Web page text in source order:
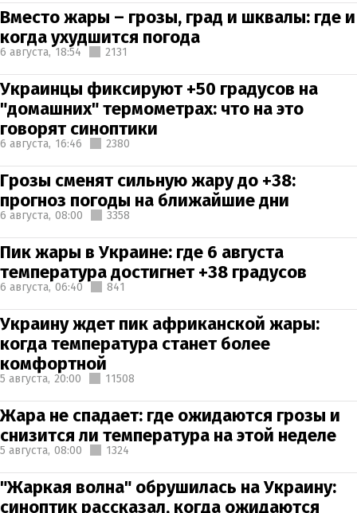
Вместо жары – грозы, град и шквалы: где и
когда ухудшится погода
6 августа, 18:54 2131
Украинцы фиксируют +50 градусов на
"домашних" термометрах: что на это
говорят синоптики
6 августа, 16:46 2380
Грозы сменят сильную жару до +38:
прогноз погоды на ближайшие дни
6 августа, 08:00 3358
Пик жары в Украине: где 6 августа
температура достигнет +38 градусов
6 августа, 06:40 841
Украину ждет пик африканской жары:
когда температура станет более
комфортной
5 августа, 20:00 11508
Жара не спадает: где ожидаются грозы и
снизится ли температура на этой неделе
5 августа, 08:00 1324
"Жаркая волна" обрушилась на Украину:
синоптик рассказал, когда ожидаются